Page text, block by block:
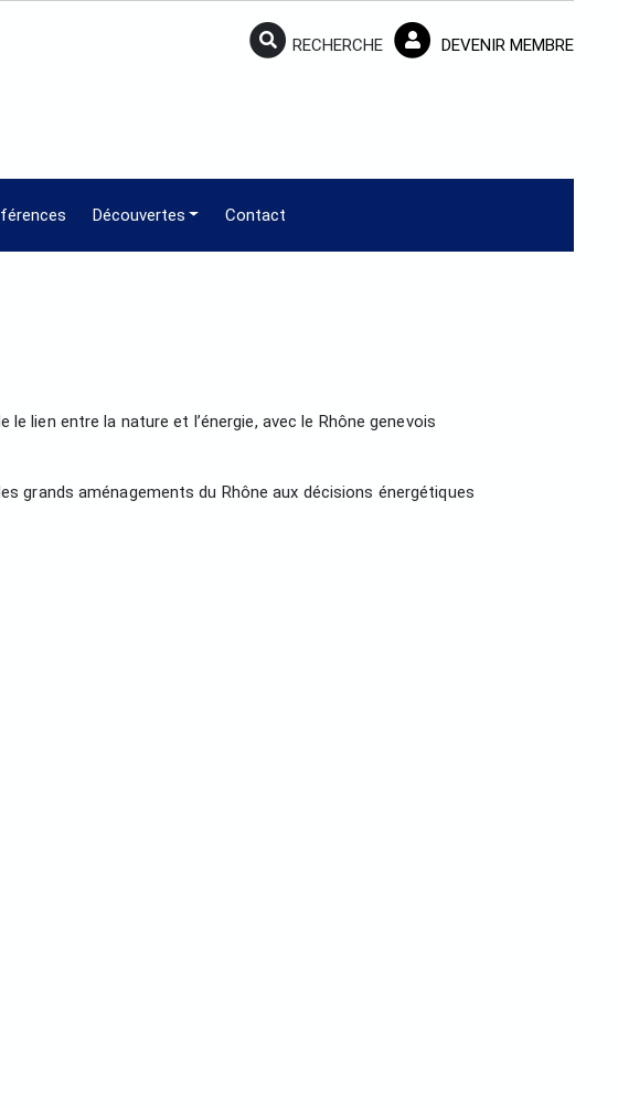
RECHERCHE DEVENIR MEMBRE
Découvertes Contact
lien entre la nature et l’énergie, avec le Rhône genevois
grands aménagements du Rhône aux décisions énergétiques